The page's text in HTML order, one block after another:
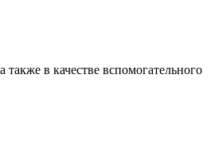
в качестве вспомогательного